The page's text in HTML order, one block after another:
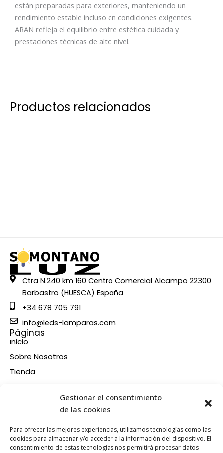
Gestionar el consentimiento
de las cookies
Para ofrecer las mejores experiencias, utilizamos tecnologías como las
cookies para almacenar y/o acceder a la información del dispositivo. El
consentimiento de estas tecnologías nos permitirá procesar datos
están preparadas para exteriores, manteniendo un
rendimiento estable incluso en condiciones exigentes.
ARAN refleja el equilibrio entre estética cuidada y
prestaciones técnicas de alto nivel.
Productos relacionados
Ctra N.240 km 160 Centro Comercial Alcampo 22300
Barbastro (HUESCA) España
+34 678 705 791
info@leds-lamparas.com
Páginas
Inicio
Sobre Nosotros
Tienda
Información
Condiciones de compra
Política de devoluciones y reembolsos